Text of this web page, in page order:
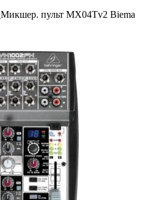
Микшер. пульт MX04Tv2 Biema